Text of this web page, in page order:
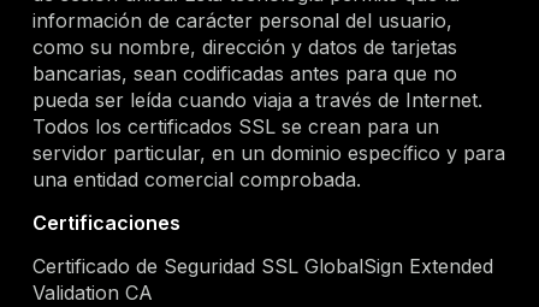
información de carácter personal del usuario,
como su nombre, dirección y datos de tarjetas
bancarias, sean codificadas antes para que no
pueda ser leída cuando viaja a través de Internet.
Todos los certificados SSL se crean para un
servidor particular, en un dominio específico y para
una entidad comercial comprobada.
Certificaciones
Certificado de Seguridad SSL GlobalSign Extended
Validation CA